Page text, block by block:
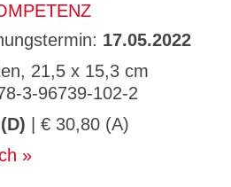
17.05.2022
21,5 x 15,3 cm
3-96739-102-2
| € 30,80 (A)